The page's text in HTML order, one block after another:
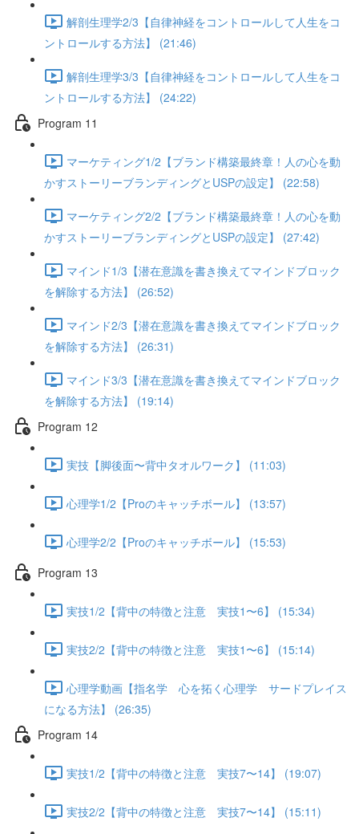
解剖生理学2/3【自律神経をコントロールして人生をコ
ントロールする方法】 (21:46)
解剖生理学3/3【自律神経をコントロールして人生をコ
ントロールする方法】 (24:22)
Program 11
マーケティング1/2【ブランド構築最終章！人の心を動
かすストーリーブランディングとUSPの設定】 (22:58)
マーケティング2/2【ブランド構築最終章！人の心を動
かすストーリーブランディングとUSPの設定】 (27:42)
マインド1/3【潜在意識を書き換えてマインドブロック
を解除する方法】 (26:52)
マインド2/3【潜在意識を書き換えてマインドブロック
を解除する方法】 (26:31)
マインド3/3【潜在意識を書き換えてマインドブロック
を解除する方法】 (19:14)
Program 12
実技【脚後面〜背中タオルワーク】 (11:03)
心理学1/2【Proのキャッチボール】 (13:57)
心理学2/2【Proのキャッチボール】 (15:53)
Program 13
実技1/2【背中の特徴と注意 実技1〜6】 (15:34)
実技2/2【背中の特徴と注意 実技1〜6】 (15:14)
心理学動画【指名学 心を拓く心理学 サードプレイス
になる方法】 (26:35)
Program 14
実技1/2【背中の特徴と注意 実技7〜14】 (19:07)
実技2/2【背中の特徴と注意 実技7〜14】 (15:11)